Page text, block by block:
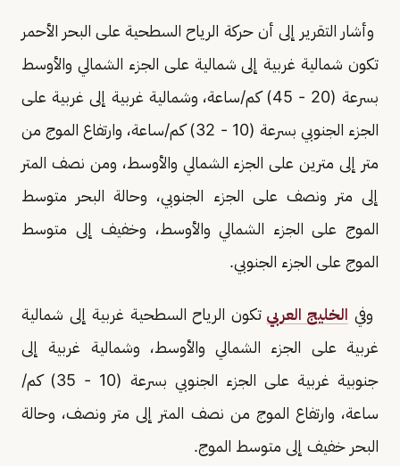
وأشار التقرير إلى أن حركة الرياح السطحية على البحر الأحمر
تكون شمالية غربية إلى شمالية على الجزء الشمالي والأوسط
بسرعة (20 - 45) كم/ساعة، وشمالية غربية إلى غربية على
الجزء الجنوبي بسرعة (10 - 32) كم/ساعة، وارتفاع الموج من
متر إلى مترين على الجزء الشمالي والأوسط، ومن نصف المتر
إلى متر ونصف على الجزء الجنوبي، وحالة البحر متوسط
الموج على الجزء الشمالي والأوسط، وخفيف إلى متوسط
الموج على الجزء الجنوبي.
وفي الخليج العربي تكون الرياح السطحية غربية إلى شمالية
غربية على الجزء الشمالي والأوسط، وشمالية غربية إلى
جنوبية غربية على الجزء الجنوبي بسرعة (10 - 35) كم/
ساعة، وارتفاع الموج من نصف المتر إلى متر ونصف، وحالة
البحر خفيف إلى متوسط الموج.